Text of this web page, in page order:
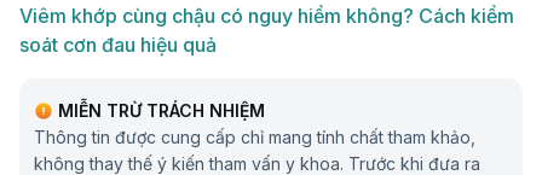
Viêm khớp cùng chậu có nguy hiểm không? Cách kiểm
soát cơn đau hiệu quả
MIỄN TRỪ TRÁCH NHIỆM
Thông tin được cung cấp chỉ mang tính chất tham khảo,
không thay thế ý kiến tham vấn y khoa. Trước khi đưa ra